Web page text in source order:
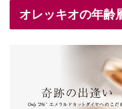
オレッキオの年齢